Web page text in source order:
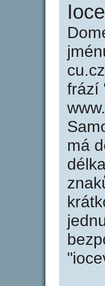
frází
má